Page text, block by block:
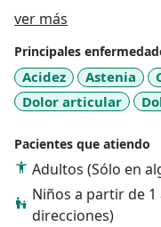
ver más
Principales
Acidez Astenia
Dolor articular
Pacientes que atiendo
Adultos (Sólo en
Niños a partir de 1
direcciones)